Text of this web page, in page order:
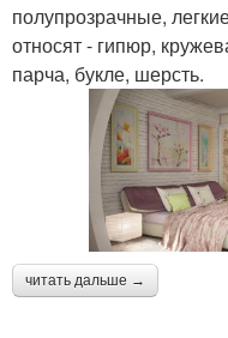
полупрозрачные,
относят - гипюр,
парча, букле, шерсть.
читать дальше →